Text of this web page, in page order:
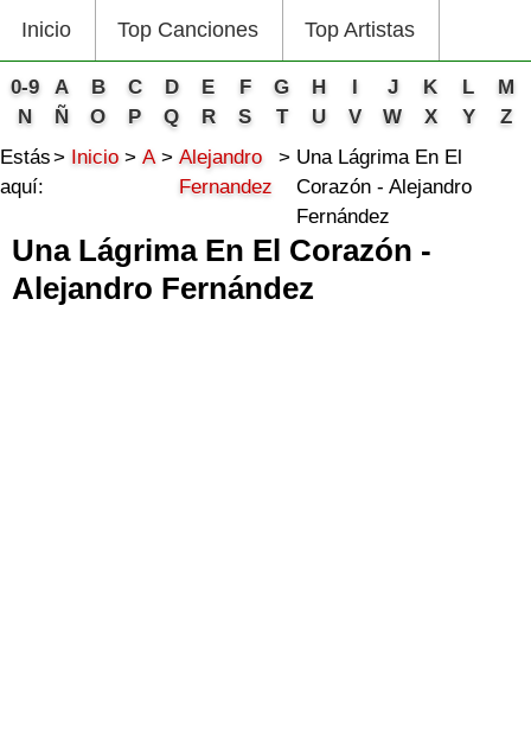
Inicio Top Canciones Top Artistas
0-9 A B C D E F G H I J K L
M
N
Ñ O P Q R S T U V W X Y
Z
Estás
aquí:
Inicio A
Alejandro
Fernandez
Una Lágrima En El
Corazón - Alejandro
Fernández
Una Lágrima En El Corazón -
Alejandro Fernández